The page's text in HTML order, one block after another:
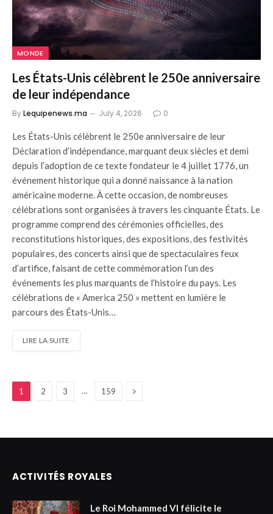
MONDE
Les États-Unis célèbrent le 250e anniversaire
de leur indépendance
ByLequipenews.ma July 4, 2026 0
Les États-Unis célèbrent le 250e anniversaire de leur
Déclaration d’indépendance, marquant deux siècles et demi
depuis l’adoption de ce texte fondateur le 4 juillet 1776, un
événement historique qui a donné naissance à la nation
américaine moderne. À cette occasion, de nombreuses
célébrations sont organisées à travers les cinquante États. Le
programme comprend des cérémonies officielles, des
reconstitutions historiques, des expositions, des festivités
populaires, des concerts ainsi que de spectaculaires feux
d’artifice, faisant de cette commémoration l’un des
événements les plus marquants de l’histoire du pays. Les
célébrations de « America 250 » mettent en lumière le
parcours des États-Unis…
LIRE LA SUITE
1 2 3 … 159 Next
ACTIVITÉS ROYALES
Le Roi Mohammed VI félicite le